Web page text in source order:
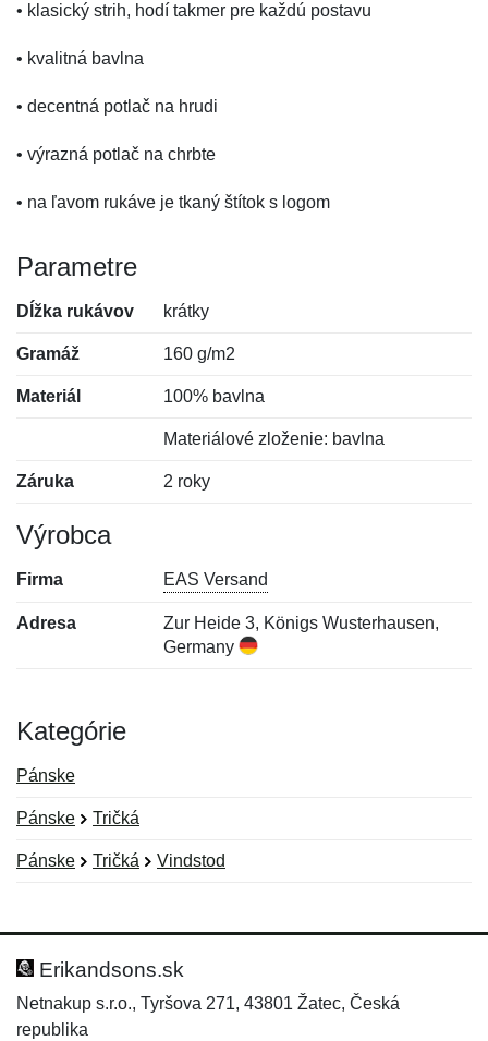
• klasický strih, hodí takmer pre každú postavu
• kvalitná bavlna
• decentná potlač na hrudi
• výrazná potlač na chrbte
• na ľavom rukáve je tkaný štítok s logom
Parametre
Dĺžka rukávov krátky
Gramáž 160 g/m2
Materiál 100% bavlna
Materiálové zloženie: bavlna
Záruka 2 roky
Výrobca
Firma EAS Versand
Adresa
Zur Heide 3, Königs Wusterhausen,
Germany
Kategórie
Pánske
Pánske Tričká
Pánske Tričká Vindstod
Hodnotenie:
Meno:
Erikandsons.sk
Netnakup s.r.o., Tyršova 271, 43801 Žatec, Česká
republika